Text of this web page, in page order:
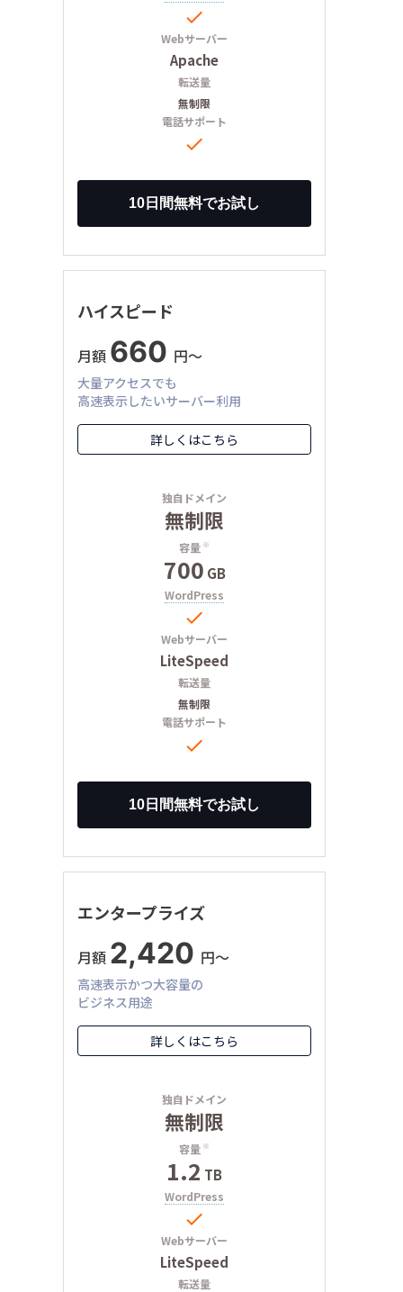

Webサーバー
Apache
転送量
無制限
電話サポート

ハイスピード
月額 660 円〜
大量アクセスでも
高速表示したいサーバー利用
詳しくはこちら
独自ドメイン
無制限
容量 ※
700 GB
WordPress

Webサーバー
LiteSpeed
転送量
無制限
電話サポート

エンタープライズ
月額 2,420 円〜
高速表示かつ大容量の
ビジネス用途
詳しくはこちら
独自ドメイン
無制限
容量 ※
1.2 TB
WordPress

Webサーバー
LiteSpeed
転送量